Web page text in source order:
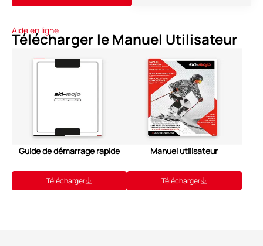
Aide en ligne
Télécharger le Manuel Utilisateur
Guide de démarrage rapide
Télécharger
Manuel utilisateur
Télécharger